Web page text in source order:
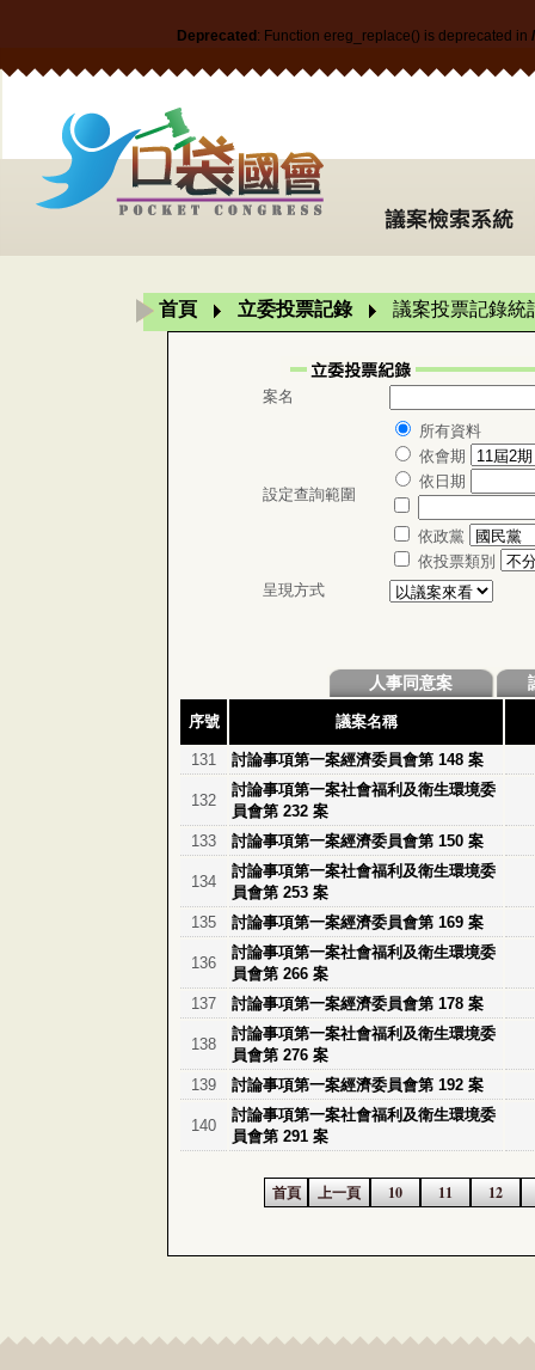
Deprecated : Function ereg_replace() is deprecated in
首頁 立委投票記錄 議案投票記錄統
案名
設定查詢範圍
所有資料
依會期
依日期
依政黨
依投票類別
呈現方式
人事同意案
序號 議案名稱
131 討論事項第一案經濟委員會第 148 案
132
討論事項第一案社會福利及衛生環境委
員會第 232 案
133
討論事項第一案經濟委員會第 150 案
134
討論事項第一案社會福利及衛生環境委
員會第 253 案
135
討論事項第一案經濟委員會第 169 案
136
討論事項第一案社會福利及衛生環境委
員會第 266 案
137
討論事項第一案經濟委員會第 178 案
138
討論事項第一案社會福利及衛生環境委
員會第 276 案
139
討論事項第一案經濟委員會第 192 案
140
討論事項第一案社會福利及衛生環境委
員會第 291 案
首頁 上一頁 10 11 12